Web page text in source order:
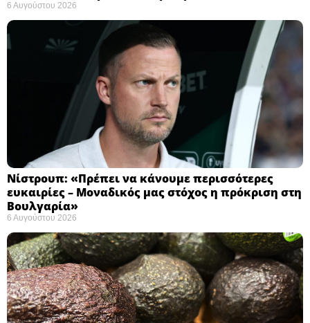
6 Αυγούστου 2026
Νίστρουπ: «Πρέπει να κάνουμε περισσότερες
ευκαιρίες – Μοναδικός μας στόχος η πρόκριση στη
Βουλγαρία» ​
6 Αυγούστου 2026